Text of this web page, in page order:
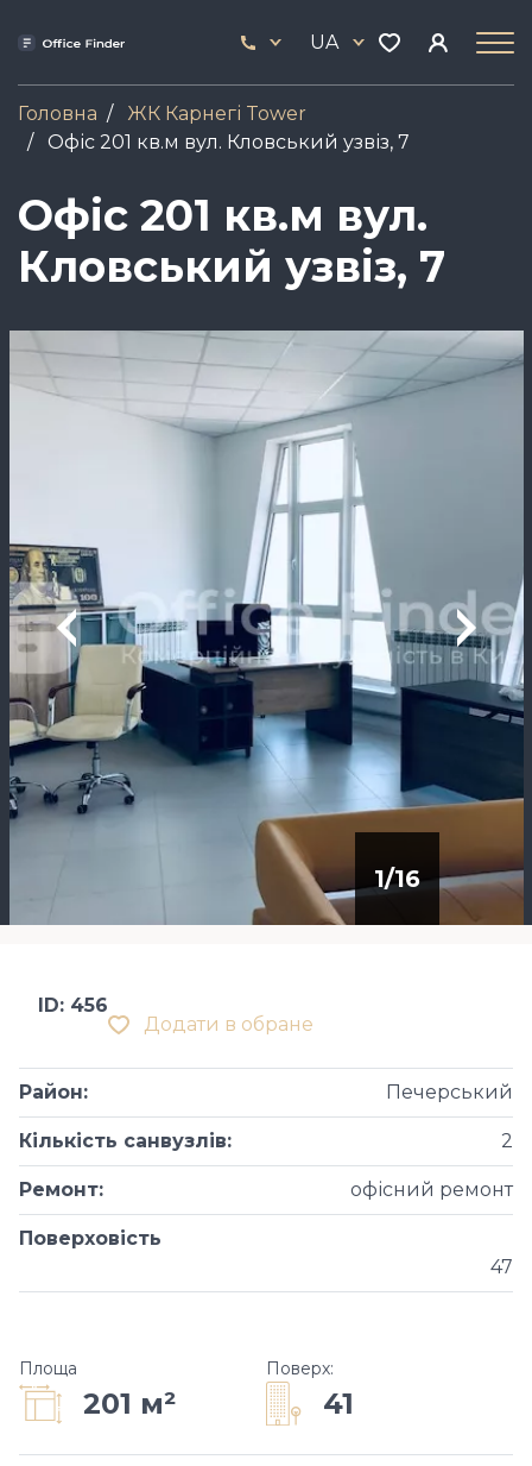
17
UA
Головна
ЖК Карнегі Tower
Офіс 201 кв.м вул. Кловський узвіз, 7
Офіс 201 кв.м вул.
Кловський узвіз, 7
1/16
Додати в обране
ID: 456
Район: Печерський
Кількість санвузлів: 2
Ремонт: офісний ремонт
Поверховість
47
Площа
201 м²
Поверх:
41